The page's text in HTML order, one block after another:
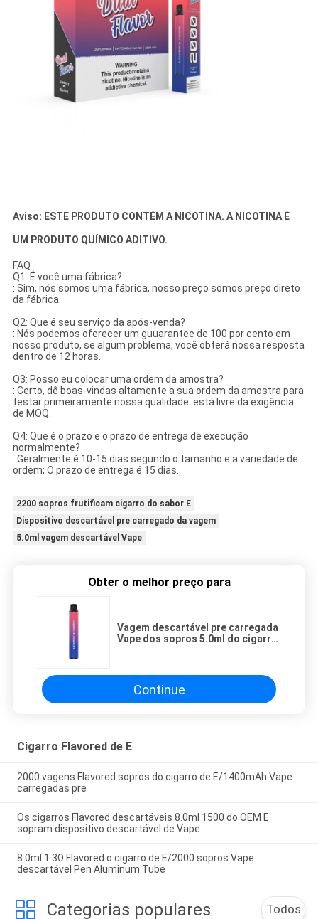
Aviso: ESTE PRODUTO CONTÉM A NICOTINA. A NICOTINA É
UM PRODUTO QUÍMICO ADITIVO.
FAQ
Q1: É você uma fábrica?
: Sim, nós somos uma fábrica, nosso preço somos preço direto
da fábrica.
Q2: Que é seu serviço da após-venda?
: Nós podemos oferecer um guuarantee de 100 por cento em
nosso produto, se algum problema, você obterá nossa resposta
dentro de 12 horas.
Q3: Posso eu colocar uma ordem da amostra?
: Certo, dê boas-vindas altamente a sua ordem da amostra para
testar primeiramente nossa qualidade. está livre da exigência
de MOQ.
Q4: Que é o prazo e o prazo de entrega de execução
normalmente?
: Geralmente é 10-15 dias segundo o tamanho e a variedade de
ordem; O prazo de entrega é 15 dias.
2200 sopros frutificam cigarro do sabor E
Dispositivo descartável pre carregado da vagem
5.0ml vagem descartável Vape
Obter o melhor preço para
Vagem descartável pre carregada
Vape dos sopros 5.0ml do cigarro
Continue
Cigarro Flavored de E
2000 vagens Flavored sopros do cigarro de E/1400mAh Vape
carregadas pre
Os cigarros Flavored descartáveis 8.0ml 1500 do OEM E
sopram dispositivo descartável de Vape
8.0ml 1.3Ω Flavored o cigarro de E/2000 sopros Vape
descartável Pen Aluminum Tube
Categorias populares Todos